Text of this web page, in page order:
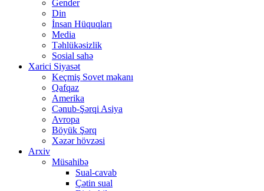
Gender
Din
İnsan Hüquqları
Media
Təhlükəsizlik
Sosial sahə
Xarici Siyasət
Keçmiş Sovet məkanı
Qafqaz
Amerika
Cənub-Şərqi Asiya
Avropa
Böyük Şərq
Xəzər hövzəsi
Arxiv
Müsahibə
Sual-cavab
Çətin sual